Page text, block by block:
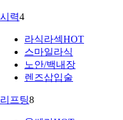
시력4
라식라섹HOT
스마일라식
노안/백내장
렌즈삽입술
리프팅8